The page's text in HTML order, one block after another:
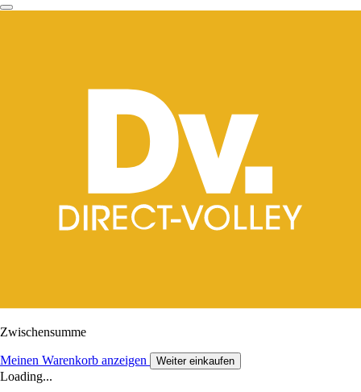
Zwischensumme
Meinen Warenkorb anzeigen Weiter einkaufen
Loading...